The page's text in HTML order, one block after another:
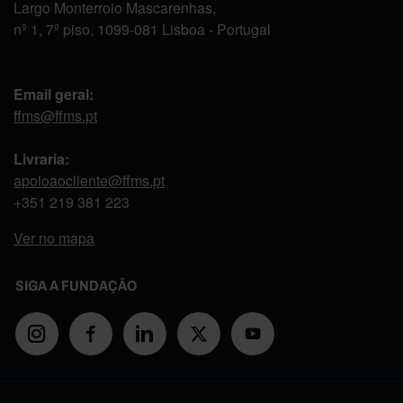
Largo Monterroio Mascarenhas,
nº 1, 7º piso, 1099-081 Lisboa - Portugal
Email geral:
ffms@ffms.pt
Livraria:
apoioaocliente@ffms.pt
+351 219 381 223
Ver no mapa
SIGA A FUNDAÇÃO